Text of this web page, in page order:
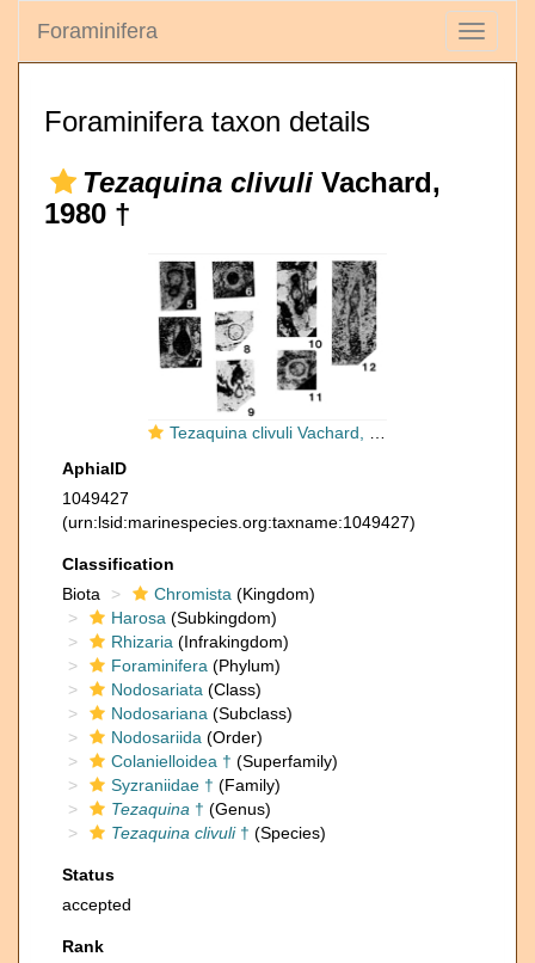
Toggle
Foraminifera
Foraminifera taxon details
Tezaquina clivuli Vachard,
1980 †
Tezaquina clivuli Vachard, 1980
AphiaID
1049427
(urn:lsid:marinespecies.org:taxname:1049427)
Classification
Biota
Chromista (Kingdom)
Harosa (Subkingdom)
Rhizaria (Infrakingdom)
Foraminifera (Phylum)
Nodosariata (Class)
Nodosariana (Subclass)
Nodosariida (Order)
Colanielloidea † (Superfamily)
Syzraniidae † (Family)
Tezaquina † (Genus)
Tezaquina clivuli† (Species)
Status
accepted
Rank